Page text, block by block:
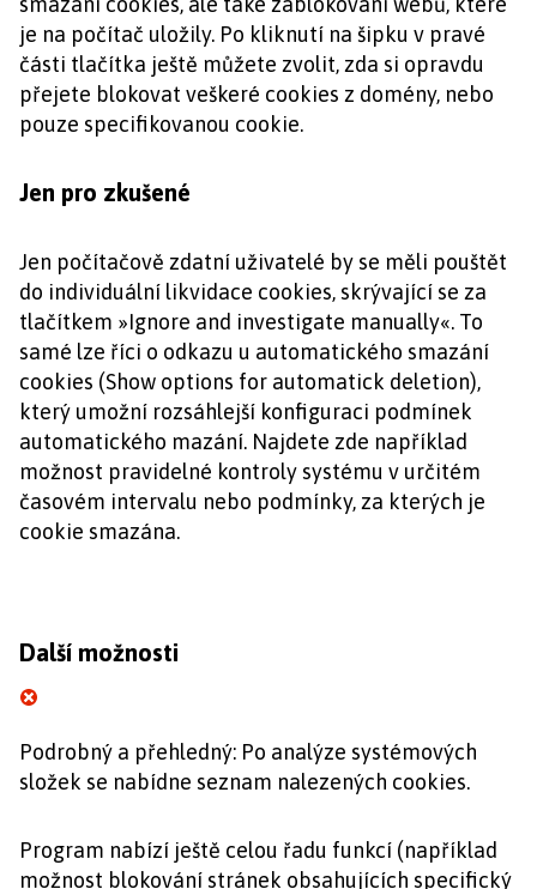
je na počítač uložily. Po kliknutí na šipku v pravé
části tlačítka ještě můžete zvolit, zda si opravdu
přejete blokovat veškeré cookies z domény, nebo
pouze specifikovanou cookie.
Jen pro zkušené
Jen počítačově zdatní uživatelé by se měli pouštět
do individuální likvidace cookies, skrývající se za
tlačítkem »Ignore and investigate manually«. To
samé lze říci o odkazu u automatického smazání
cookies (Show options for automatick deletion),
který umožní rozsáhlejší konfiguraci podmínek
automatického mazání. Najdete zde například
možnost pravidelné kontroly systému v určitém
časovém intervalu nebo podmínky, za kterých je
cookie smazána.
Další možnosti
Podrobný a přehledný: Po analýze systémových
složek se nabídne seznam nalezených cookies.
Program nabízí ještě celou řadu funkcí (například
možnost blokování stránek obsahujících specifický